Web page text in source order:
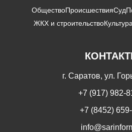
ОбществоПроисшествияСуд
ЖКХ и строительствоКультура
г. Саратов, ул.
+7 (917) 982-
+7 (8452)